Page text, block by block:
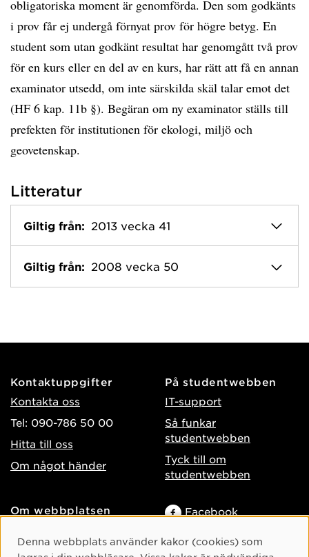
obligatoriska moment är genomförda. Den som godkänts
i prov får ej undergå förnyat prov för högre betyg. En
student som utan godkänt resultat har genomgått två prov
för en kurs eller en del av en kurs, har rätt att få en annan
examinator utsedd, om inte särskilda skäl talar emot det
(HF 6 kap. 11b §). Begäran om ny examinator ställs till
prefekten för institutionen för ekologi, miljö och
geovetenskap.
Litteratur
Giltig från: 2013 vecka 41
Giltig från: 2008 vecka 50
Kontaktuppgifter
Kontakta oss
Tel: 090-786 50 00
Hitta till oss
Om något händer
På studentwebben
IT-support
Så funkar
studentwebben
Tyck till om
studentwebben
Om webbplatsen
Behandling av
Facebook
Cookie-samtycke
Denna webbplats använder kakor (cookies) som